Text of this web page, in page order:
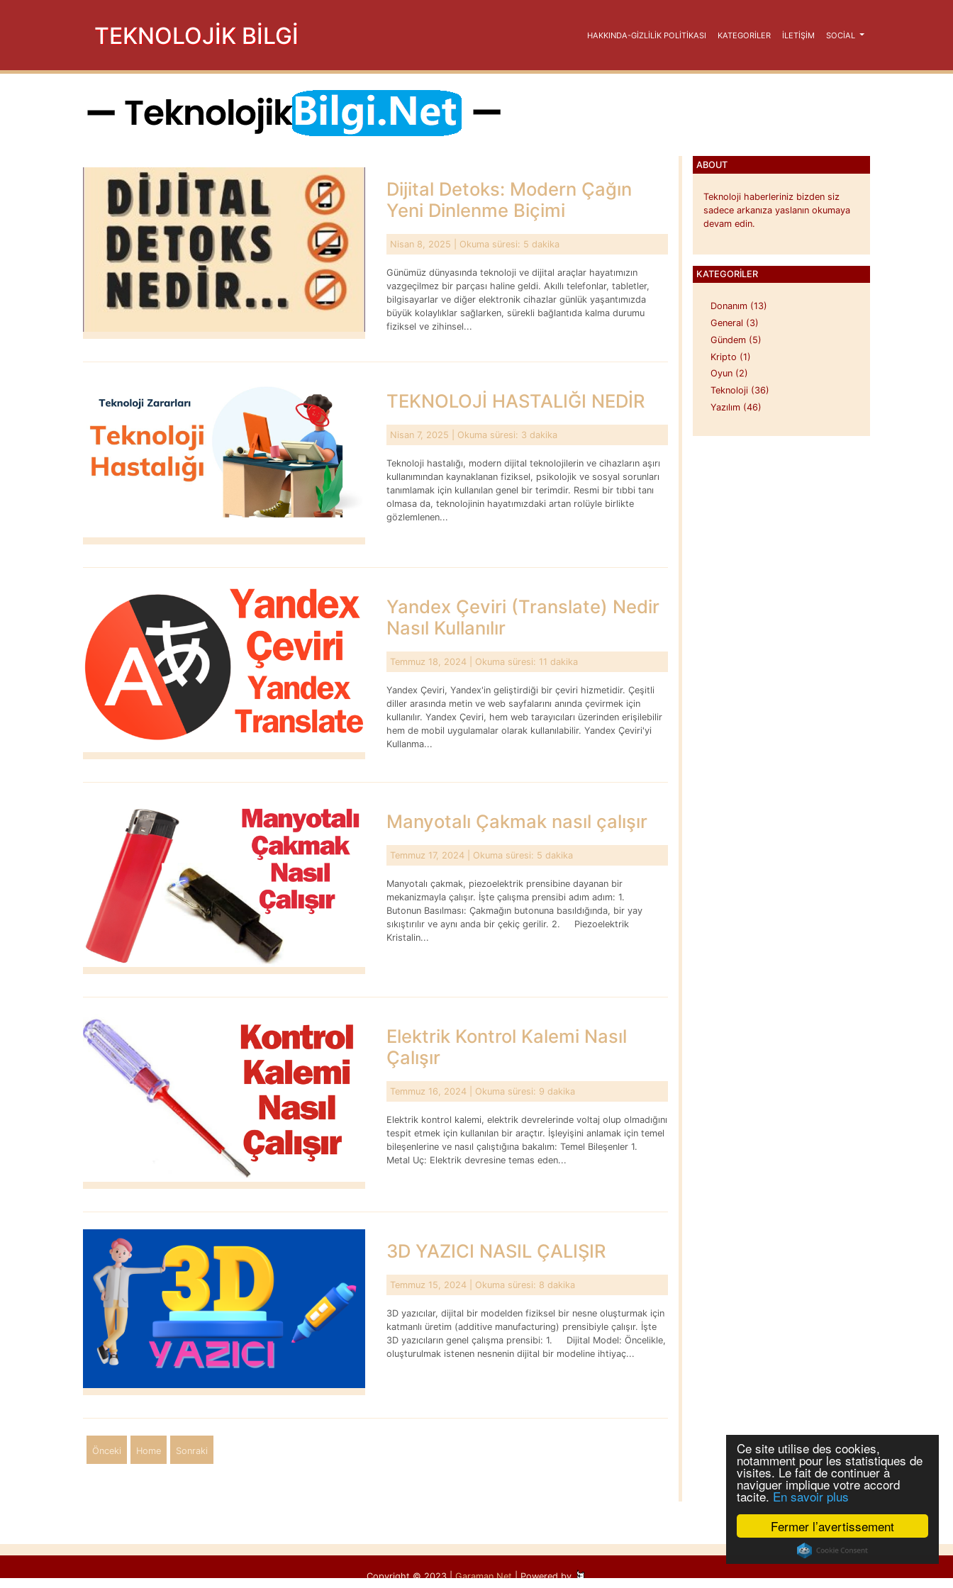
Fermer l’avertissement
Ce site utilise des cookies,
notamment pour les statistiques de
visites. Le fait de continuer à
naviguer implique votre accord
tacite. En savoir plus
Cookie Consent plugin for the EU cookie law
TEKNOLOJİK BİLGİ HAKKINDA-GIZLILIK POLITIKASI KATEGORILER İLETİŞİM SOCIAL
Dijital Detoks: Modern Çağın
Yeni Dinlenme Biçimi
Nisan 8, 2025 | Okuma süresi: 5 dakika
Günümüz dünyasında teknoloji ve dijital araçlar hayatımızın
vazgeçilmez bir parçası haline geldi. Akıllı telefonlar, tabletler,
bilgisayarlar ve diğer elektronik cihazlar günlük yaşantımızda
büyük kolaylıklar sağlarken, sürekli bağlantıda kalma durumu
fiziksel ve zihinsel...
TEKNOLOJİ HASTALIĞI NEDİR
Nisan 7, 2025 | Okuma süresi: 3 dakika
Teknoloji hastalığı, modern dijital teknolojilerin ve cihazların aşırı
kullanımından kaynaklanan fiziksel, psikolojik ve sosyal sorunları
tanımlamak için kullanılan genel bir terimdir. Resmi bir tıbbi tanı
olmasa da, teknolojinin hayatımızdaki artan rolüyle birlikte
gözlemlenen...
Yandex Çeviri (Translate) Nedir
Nasıl Kullanılır
Temmuz 18, 2024| Okuma süresi: 11 dakika
Yandex Çeviri, Yandex'in geliştirdiği bir çeviri hizmetidir. Çeşitli
diller arasında metin ve web sayfalarını anında çevirmek için
kullanılır. Yandex Çeviri, hem web tarayıcıları üzerinden erişilebilir
hem de mobil uygulamalar olarak kullanılabilir. Yandex Çeviri'yi
Kullanma...
Manyotalı Çakmak nasıl çalışır
Temmuz 17, 2024| Okuma süresi: 5 dakika
Manyotalı çakmak, piezoelektrik prensibine dayanan bir
mekanizmayla çalışır. İşte çalışma prensibi adım adım: 1.
Butonun Basılması: Çakmağın butonuna basıldığında, bir yay
sıkıştırılır ve aynı anda bir çekiç gerilir. 2. Piezoelektrik
Kristalin...
Elektrik Kontrol Kalemi Nasıl
Çalışır
Temmuz 16, 2024| Okuma süresi: 9 dakika
Elektrik kontrol kalemi, elektrik devrelerinde voltaj olup olmadığını
tespit etmek için kullanılan bir araçtır. İşleyişini anlamak için temel
bileşenlerine ve nasıl çalıştığına bakalım: Temel Bileşenler 1.
Metal Uç: Elektrik devresine temas eden...
3D YAZICI NASIL ÇALIŞIR
Temmuz 15, 2024| Okuma süresi: 8 dakika
3D yazıcılar, dijital bir modelden fiziksel bir nesne oluşturmak için
katmanlı üretim (additive manufacturing) prensibiyle çalışır. İşte
3D yazıcıların genel çalışma prensibi: 1. Dijital Model: Öncelikle,
oluşturulmak istenen nesnenin dijital bir modeline ihtiyaç...
Önceki Home Sonraki
ABOUT
Teknoloji haberleriniz bizden siz
sadece arkanıza yaslanın okumaya
devam edin.
KATEGORILER
Donanım (13)
General (3)
Gündem (5)
Kripto (1)
Oyun (2)
Teknoloji (36)
Yazılım (46)
Copyright © 2023|Garaman.Net| Powered by